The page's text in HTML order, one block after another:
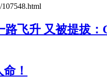
飞升 又被提拔：
！